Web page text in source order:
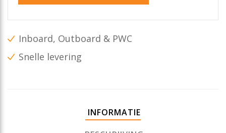
Inboard, Outboard & PWC
Snelle levering
INFORMATIE